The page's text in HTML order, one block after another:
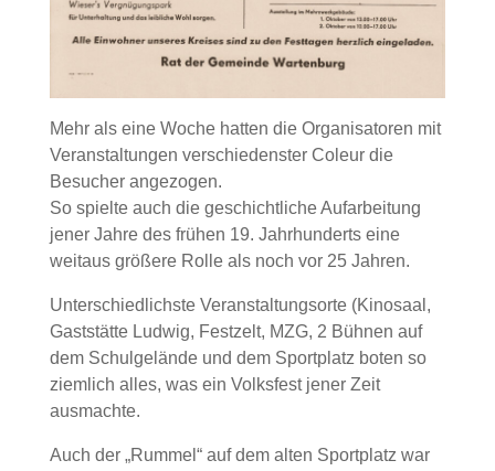
Mehr als eine Woche hatten die Organisatoren mit
Veranstaltungen verschiedenster Coleur die
Besucher angezogen.
So spielte auch die geschichtliche Aufarbeitung
jener Jahre des frühen 19. Jahrhunderts eine
weitaus größere Rolle als noch vor 25 Jahren.
Unterschiedlichste Veranstaltungsorte (Kinosaal,
Gaststätte Ludwig, Festzelt, MZG, 2 Bühnen auf
dem Schulgelände und dem Sportplatz boten so
ziemlich alles, was ein Volksfest jener Zeit
ausmachte.
Auch der „Rummel“ auf dem alten Sportplatz war